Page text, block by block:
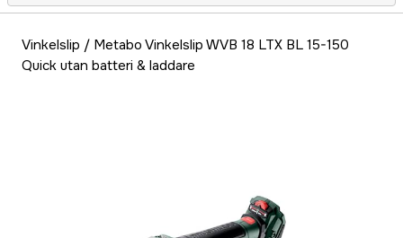
Vinkelslip / Metabo Vinkelslip WVB 18 LTX BL 15-150
Quick utan batteri & laddare